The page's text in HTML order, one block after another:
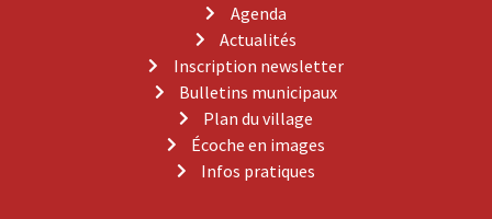
Agenda
Actualités
Inscription newsletter
Bulletins municipaux
Plan du village
Écoche en images
Infos pratiques